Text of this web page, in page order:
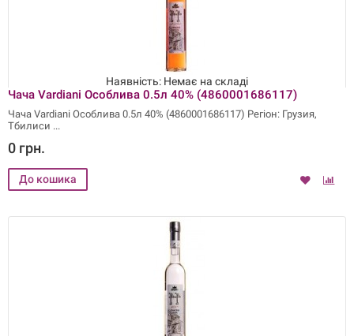
Наявність: Немає на складі
Чача Vardiani Особлива 0.5л 40% (4860001686117)
Чача Vardiani Особлива 0.5л 40% (4860001686117) Регіон: Грузия,
Тбилиси
0 грн.